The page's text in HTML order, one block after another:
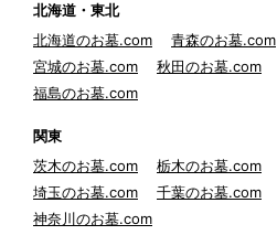
北海道・東北
北海道のお墓.com
青森のお墓.com
宮城のお墓.com
秋田のお墓.com
福島のお墓.com
関東
茨木のお墓.com
栃木のお墓.com
埼玉のお墓.com
千葉のお墓.com
神奈川のお墓.com